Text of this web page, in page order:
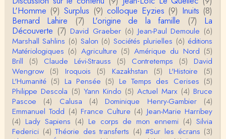
roland chaudat
Tout à fait d'accord avec vous et quant à Leacock j
e n'ai lu qu'un de ses ouvrages et il…
Anonymous
Homo sapiens a clairement évolué depuis 300 00
0 ans. Tout d'abord, il y a la différence notable …
Christophe Darmangeat
Cet article apporte de l'eau à mon moulin (si j'ose
dire) en appuyant la réalité des torture…
roland chaudat
L'Homme (9) Surplus (9) colloque Eyzies (9) Inuits (8)
Bernard Lahire
(7) L'origine de la famille (7)
La
Découverte (7) David Graeber (6) Jean-Paul Demoule (6)
Marshall Sahlins (6) Salon (6) Sociétés plurielles (6) éditions
Matériologiques (6) Agriculture (5) Amérique du Nord (5)
Brill
(5) Claude Lévi-Strauss (5) Contretemps (5)
David
Wengrow (5) Iroquois (5) Kazakhstan (5) L'Histoire
(5)
L'Humanité (5) La Pensée (5) Le Temps des Cerises (5)
Philippe Descola (5) Yann Kindo (5) Actuel Marx (4) Bruce
Pascoe
(4) Calusa (4) Dominique Henry-Gambier
(4)
Emmanuel Todd (4) France Culture (4) Jean-Marie Harribey
(4) Lady Sapiens (4) Le corps de mon ennemi (4) Silvia
Federici (4) Théorie des transferts (4) #Sur les écrans (3)